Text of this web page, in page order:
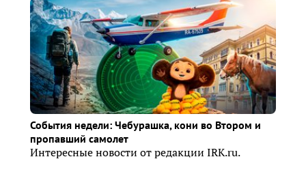
События недели: Чебурашка, кони во Втором и
пропавший самолет
Интересные новости от редакции IRK.ru.